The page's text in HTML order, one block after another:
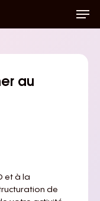
au
et à la
de
Menu